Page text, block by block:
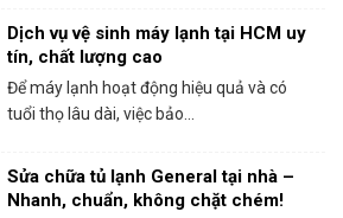
Dịch vụ vệ sinh máy lạnh tại HCM uy
tín, chất lượng cao
Để máy lạnh hoạt động hiệu quả và có
tuổi thọ lâu dài, việc bảo...
Sửa chữa tủ lạnh General tại nhà –
Nhanh, chuẩn, không chặt chém!